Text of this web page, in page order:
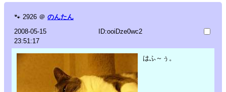
🐾 2926 ＠ のんたん
2008-05-15
23:51:17
ID:ooiDze0wc2
はふ～ぅ。